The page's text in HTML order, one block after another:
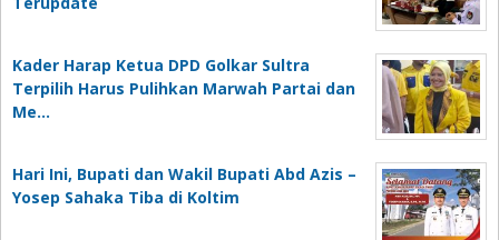
Kader Harap Ketua DPD Golkar Sultra
Terpilih Harus Pulihkan Marwah Partai dan
Me…
Hari Ini, Bupati dan Wakil Bupati Abd Azis –
Yosep Sahaka Tiba di Koltim